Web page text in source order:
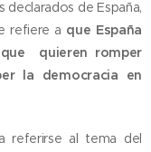
de España,
refiere a que España
quieren romper
la democracia en
referirse al tema del